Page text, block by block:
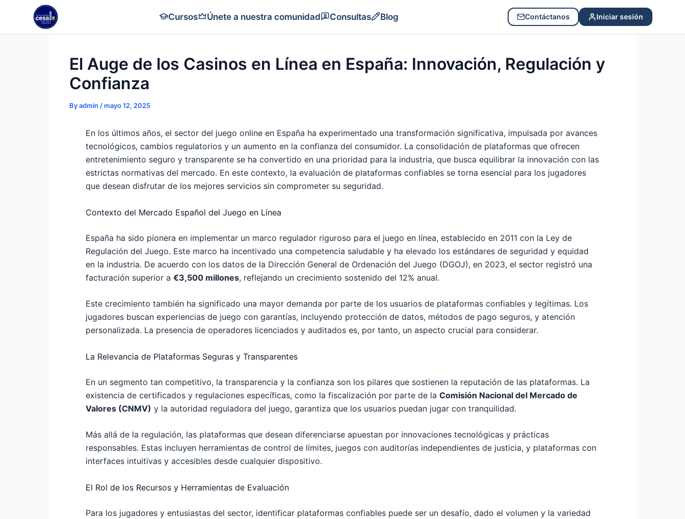
content
Cursos Únete a nuestra comunidad Consultas Blog Contáctanos Iniciar sesión
El Auge de los Casinos en Línea en España: Innovación, Regulación y
Confianza
Byadmin /mayo 12, 2025
En los últimos años, el sector del juego online en España ha experimentado una transformación significativa, impulsada por avances
tecnológicos, cambios regulatorios y un aumento en la confianza del consumidor. La consolidación de plataformas que ofrecen
entretenimiento seguro y transparente se ha convertido en una prioridad para la industria, que busca equilibrar la innovación con las
estrictas normativas del mercado. En este contexto, la evaluación de plataformas confiables se torna esencial para los jugadores
que desean disfrutar de los mejores servicios sin comprometer su seguridad.
Contexto del Mercado Español del Juego en Línea
España ha sido pionera en implementar un marco regulador riguroso para el juego en línea, establecido en 2011 con la Ley de
Regulación del Juego. Este marco ha incentivado una competencia saludable y ha elevado los estándares de seguridad y equidad
en la industria. De acuerdo con los datos de la Dirección General de Ordenación del Juego (DGOJ), en 2023, el sector registró una
facturación superior a €3,500 millones, reflejando un crecimiento sostenido del 12% anual.
Este crecimiento también ha significado una mayor demanda por parte de los usuarios de plataformas confiables y legítimas. Los
jugadores buscan experiencias de juego con garantías, incluyendo protección de datos, métodos de pago seguros, y atención
personalizada. La presencia de operadores licenciados y auditados es, por tanto, un aspecto crucial para considerar.
La Relevancia de Plataformas Seguras y Transparentes
En un segmento tan competitivo, la transparencia y la confianza son los pilares que sostienen la reputación de las plataformas. La
existencia de certificados y regulaciones específicas, como la fiscalización por parte de la Comisión Nacional del Mercado de
Valores (CNMV) y la autoridad reguladora del juego, garantiza que los usuarios puedan jugar con tranquilidad.
Más allá de la regulación, las plataformas que desean diferenciarse apuestan por innovaciones tecnológicas y prácticas
responsables. Estas incluyen herramientas de control de límites, juegos con auditorías independientes de justicia, y plataformas con
interfaces intuitivas y accesibles desde cualquier dispositivo.
El Rol de los Recursos y Herramientas de Evaluación
Para los jugadores y entusiastas del sector, identificar plataformas confiables puede ser un desafío, dado el volumen y la variedad